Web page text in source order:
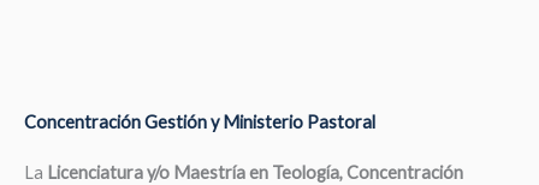
Concentración Gestión y Ministerio Pastoral
La Licenciatura y/o Maestría en Teología, Concentración